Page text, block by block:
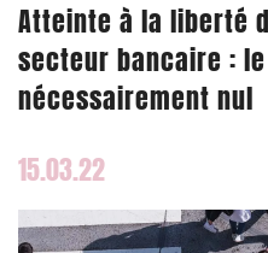
Atteinte à la liberté
secteur bancaire :
nécessairement nul
15.03.22